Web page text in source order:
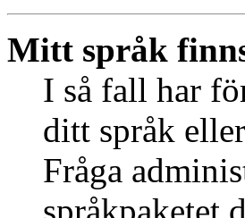
Mitt språk
I så fall har
ditt språk
Fråga